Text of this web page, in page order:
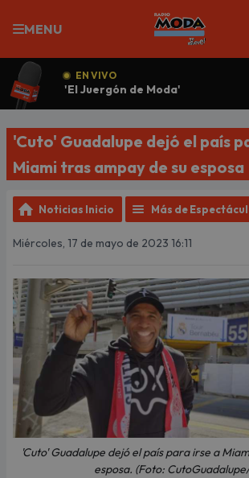
MENU
EN VIVO
'El Juergón de Moda'
'Cuto' Guadalupe dejó el país
Miami tras ampay de su esposa
Noticias Inicio Más de
Miércoles, 17 de mayo de 2023 16:11
'Cuto' Guadalupe dejó el país para irse a
esposa. (Foto: